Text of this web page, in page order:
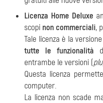
Licenza Home Deluxe
scopi non commerciali,
Tale licenza è la
tutte le funzionalità
entrambe le versioni (
Questa licenza
computer.
La licenza non scade